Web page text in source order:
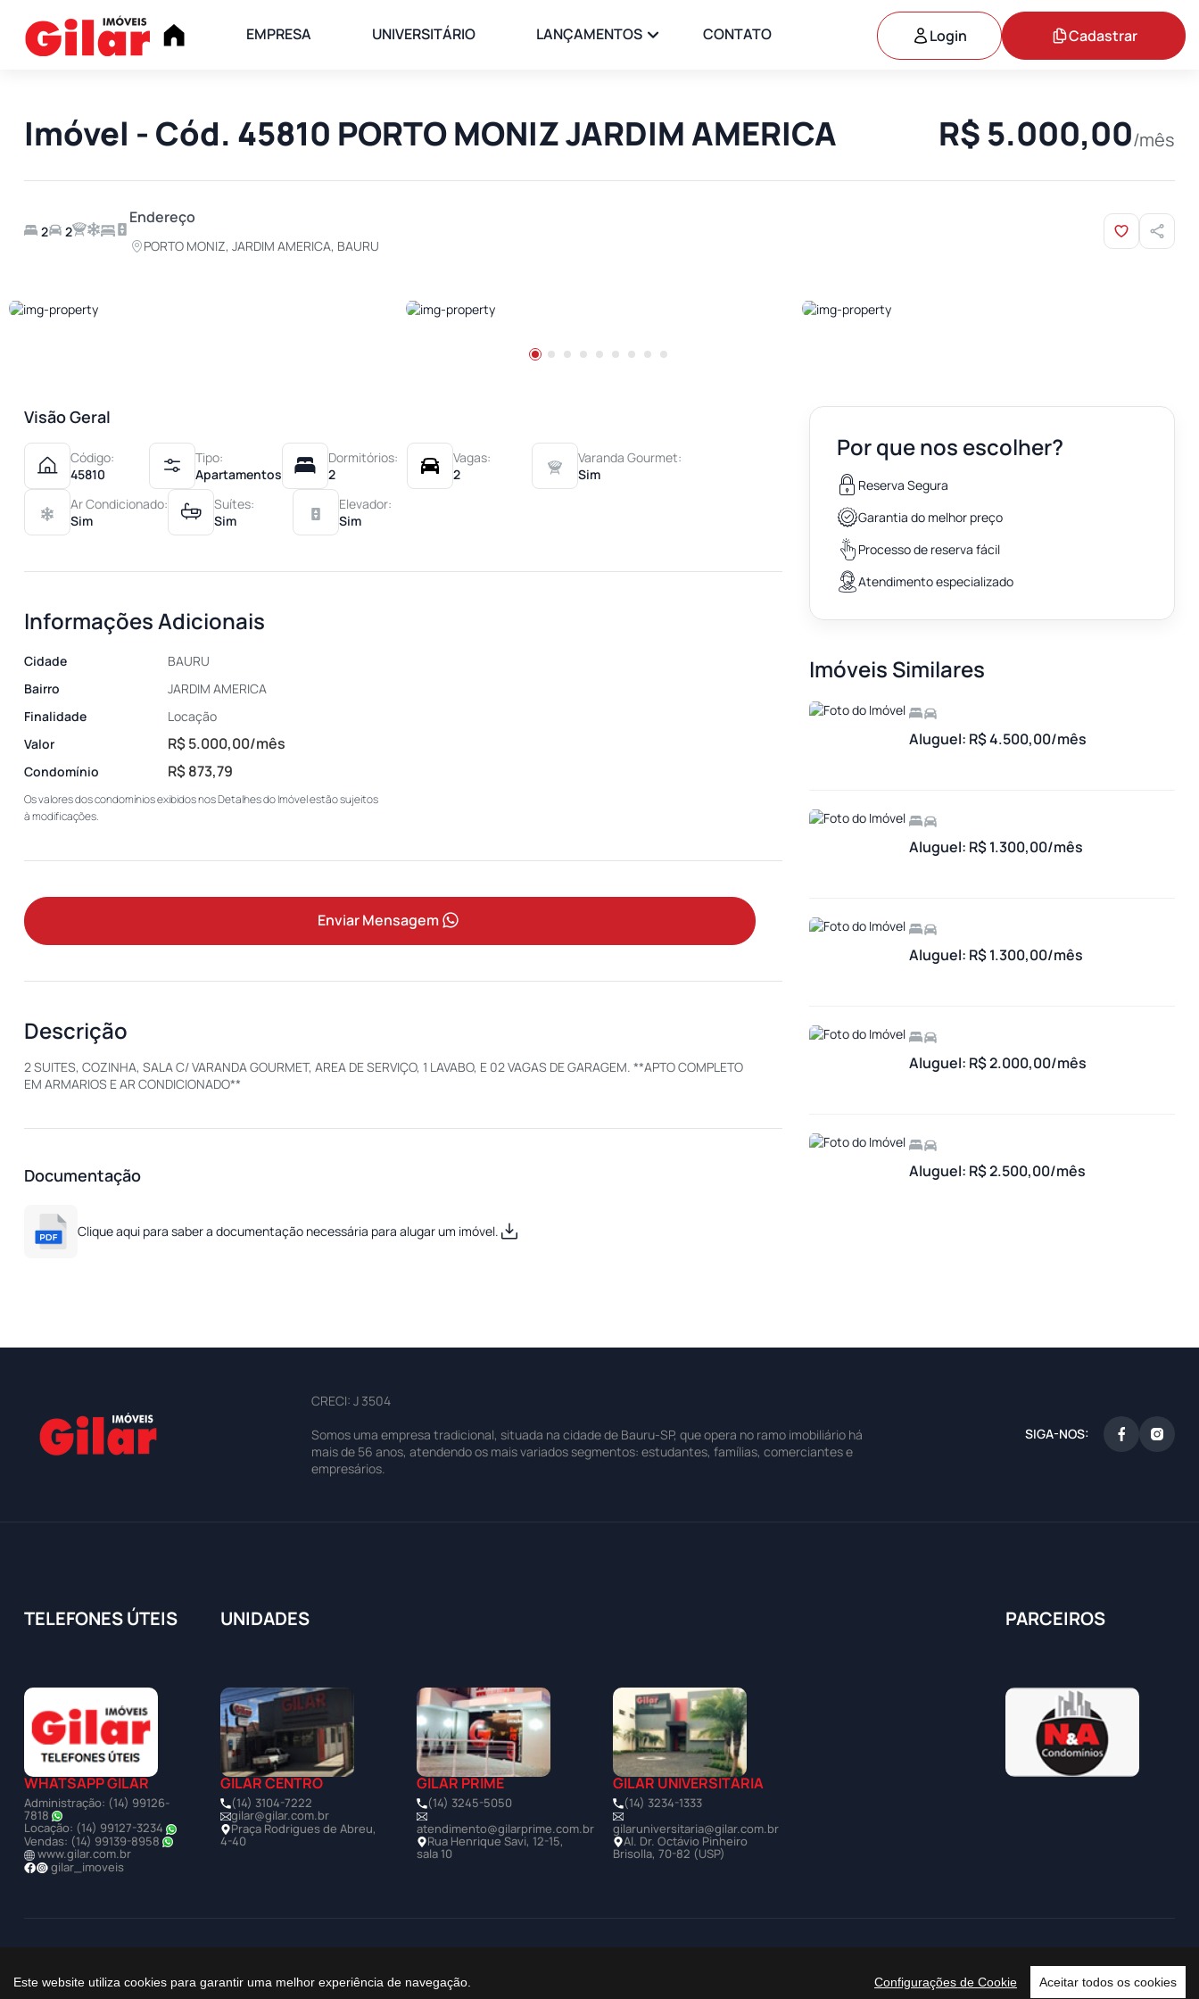
EMPRESA UNIVERSITÁRIO LANÇAMENTOS CONTATO Login Cadastrar
Imóvel - Cód. 45810 PORTO MONIZ JARDIM AMERICA R$ 5.000,00/mês
2 2
Endereço
PORTO MONIZ, JARDIM AMERICA, BAURU
Visão Geral
Código:
45810
Tipo:
Apartamentos
Dormitórios:
2
Vagas:
2
Varanda Gourmet:
Sim
Ar Condicionado:
Sim
Suítes:
Sim
Elevador:
Sim
Informações Adicionais
Cidade
BAURU
Bairro
JARDIM AMERICA
Finalidade
Locação
Valor
R$ 5.000,00/mês
Condomínio R$ 873,79
Os valores dos condomínios exibidos nos Detalhes do Imóvel estão sujeitos
à modificações.
Enviar Mensagem
Descrição
2 SUITES, COZINHA, SALA C/ VARANDA GOURMET, AREA DE SERVIÇO, 1 LAVABO, E 02 VAGAS DE GARAGEM. **APTO COMPLETO
EM ARMARIOS E AR CONDICIONADO**
Documentação
Clique aqui para saber a documentação necessária para alugar um imóvel.
Por que nos escolher?
Reserva Segura
Garantia do melhor preço
Processo de reserva fácil
Atendimento especializado
Imóveis Similares
Aluguel: R$ 4.500,00/mês
Aluguel: R$ 1.300,00/mês
Aluguel: R$ 1.300,00/mês
Aluguel: R$ 2.000,00/mês
Aluguel: R$ 2.500,00/mês
CRECI: J 3504
Somos uma empresa tradicional, situada na cidade de Bauru-SP, que opera no ramo imobiliário há
mais de 56 anos, atendendo os mais variados segmentos: estudantes, famílias, comerciantes e
empresários.
SIGA-NOS:
TELEFONES ÚTEIS UNIDADES PARCEIROS
WHATSAPP GILAR
Administração: (14) 99126-
7818
Locação: (14) 99127-3234
Vendas: (14) 99139-8958
www.gilar.com.br
gilar_imoveis
GILAR CENTRO
(14) 3104-7222
gilar@gilar.com.br
Praça Rodrigues de Abreu,
4-40
GILAR PRIME
(14) 3245-5050
atendimento@gilarprime.com.br
Rua Henrique Savi, 12-15,
sala 10
GILAR UNIVERSITÁRIA
(14) 3234-1333
gilaruniversitaria@gilar.com.br
Al. Dr. Octávio Pinheiro
Brisolla, 70-82 (USP)
Este website utiliza cookies para garantir uma melhor experiência de navegação. Configurações de Cookie Aceitar todos os cookies